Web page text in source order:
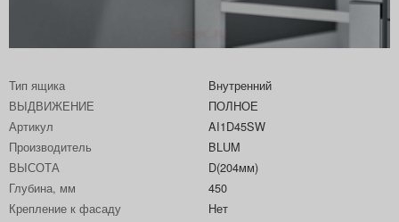
Тип ящика
Внутренний
ВЫДВИЖЕНИЕ
ПОЛНОЕ
Артикул
AI1D45SW
Производитель
BLUM
ВЫСОТА
D(204мм)
Глубина, мм
450
Крепление к фасаду
Нет